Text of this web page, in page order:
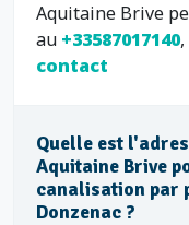
Aquitaine Brive
au +33587017140
contact
Quelle est
Aquitaine Brive
canalisation par
Donzenac ?